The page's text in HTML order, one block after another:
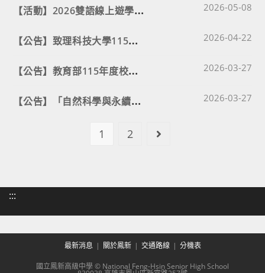
【
活動】2026雙語線上遊學團－從聽讀到說寫.2026育網盃全國高中數位課程自主學習成果競賽 Post published:
2026-05-08
【
公告】致理科技大學115年度全國自主學習競賽 Post published:
2026-04-22
【
公告】教育部115年度校園開放文件格式ODF競賽 Post published:
2026-03-27
【
公告】「自然科學與永續研究圖書服務計畫-化學領域」 Post published:
2026-03-27
1 2 Go to the next page
:::
最新消息 關於鳳新 交通路線 分機表
國立鳳新高級中學 © National Feng-Hsin Senior High School